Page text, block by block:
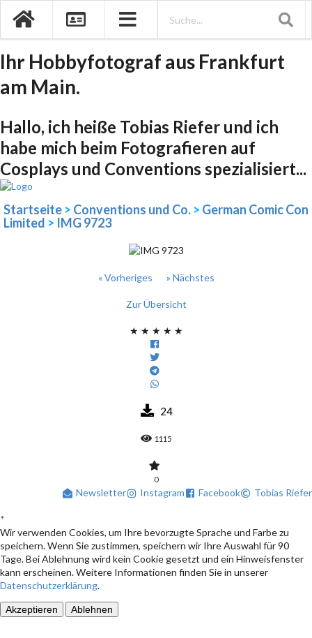
Ihr Hobbyfotograf aus Frankfurt
am Main.
Hallo, ich heiße Tobias Riefer und ich
habe mich beim Fotografieren auf
Cosplays und Conventions spezialisiert...
Startseite > Conventions und Co. > German Comic Con
Limited > IMG 9723
« Vorheriges » Nächstes
Zur Übersicht
★ ★ ★ ★ ★
24
1115
0
Newsletter Instagram Facebook Tobias Riefer
*
Wir verwenden Cookies, um Ihre bevorzugte Sprache und Farbe zu
speichern. Wenn Sie zustimmen, speichern wir Ihre Auswahl für 90
Tage. Bei Ablehnung wird kein Cookie gesetzt und ein Hinweisfenster
kann erscheinen. Weitere Informationen finden Sie in unserer
Datenschutzerklärung.
Akzeptieren Ablehnen